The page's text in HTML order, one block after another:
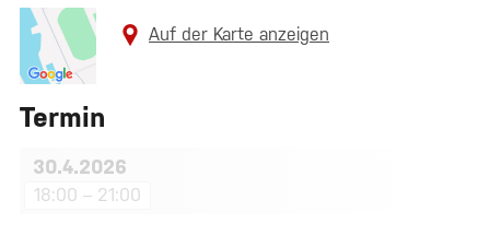
Auf der Karte anzeigen
Termin
30.4.2026
18:00 – 21:00